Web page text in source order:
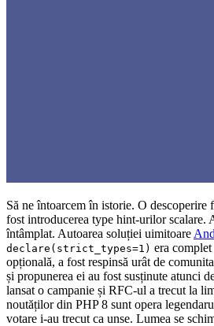
Să ne întoarcem în istorie. O descoperire
fost introducerea type hint-urilor scalare.
întâmplat. Autoarea soluției uimitoare
declare(strict_types=1) era
opțională, a fost respinsă urât de
și propunerea ei au fost susținute atunci
lansat o campanie și RFC-ul a trecut la
noutăților din PHP 8 sunt opera
votare i-au trecut ca unse. Lumea se